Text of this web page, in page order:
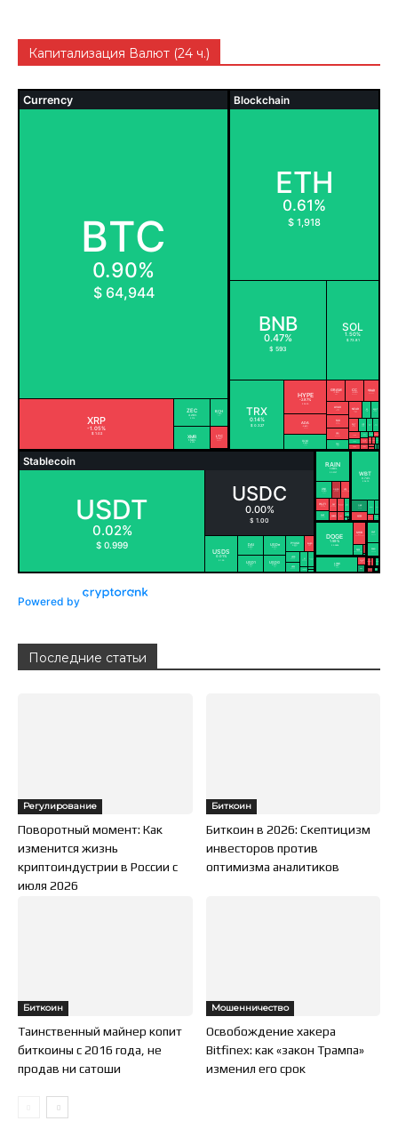
Капитализация Валют (24 ч.)
Powered by
Последние статьи
Регулирование
Поворотный момент: Как
изменится жизнь
криптоиндустрии в России с
июля 2026
Биткоин
Биткоин в 2026: Скептицизм
инвесторов против
оптимизма аналитиков
Биткоин
Таинственный майнер копит
биткоины с 2016 года, не
продав ни сатоши
Мошенничество
Освобождение хакера
Bitfinex: как «закон Трампа»
изменил его срок